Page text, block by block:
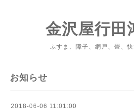
金沢屋行田
ふすま、障子、網戸、畳、
お知らせ
2018-06-06 11:01:00